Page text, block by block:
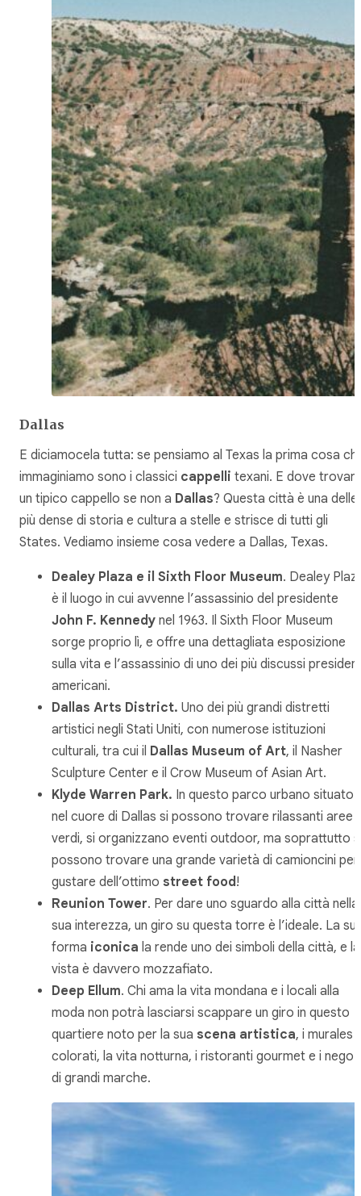
Dallas
E diciamocela tutta: se pensiamo al Texas la prima cosa
immaginiamo sono i classici cappelli texani. E dove
un tipico cappello se non a Dallas? Questa città è una delle
più dense di storia e cultura a stelle e strisce di tutti gli
States. Vediamo insieme cosa vedere a Dallas, Texas.
Dealey Plaza e il Sixth Floor Museum. Dealey
è il luogo in cui avvenne l’assassinio del presidente
John F. Kennedy nel 1963. Il Sixth Floor Museum
sorge proprio lì, e offre una dettagliata esposizione
sulla vita e l’assassinio di uno dei più discussi
americani.
Dallas Arts District. Uno dei più grandi distretti
artistici negli Stati Uniti, con numerose istituzioni
culturali, tra cui il Dallas Museum of Art, il Nasher
Sculpture Center e il Crow Museum of Asian Art.
Klyde Warren Park. In questo parco urbano situato
nel cuore di Dallas si possono trovare rilassanti aree
verdi, si organizzano eventi outdoor, ma soprattutto
possono trovare una grande varietà di camioncini per
gustare dell’ottimo street food !
Reunion Tower. Per dare uno sguardo alla città nella
sua interezza, un giro su questa torre è l’ideale. La
forma iconica la rende uno dei simboli della città, e la
vista è davvero mozzafiato.
Deep Ellum. Chi ama la vita mondana e i locali alla
moda non potrà lasciarsi scappare un giro in questo
quartiere noto per la sua scena artistica, i murales
colorati, la vita notturna, i ristoranti gourmet e i
di grandi marche.